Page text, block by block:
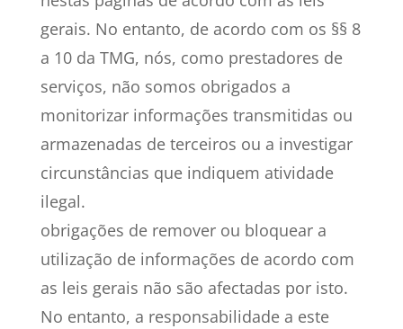
gerais. No entanto, de acordo com os §§ 8
a 10 da TMG, nós, como prestadores de
serviços, não somos obrigados a
monitorizar informações transmitidas ou
armazenadas de terceiros ou a investigar
circunstâncias que indiquem atividade
ilegal.
obrigações de remover ou bloquear a
utilização de informações de acordo com
as leis gerais não são afectadas por isto.
No entanto, a responsabilidade a este